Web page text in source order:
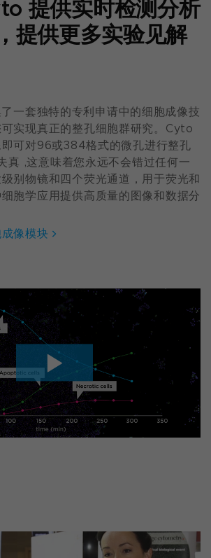
提供实时检测分析
提供更多实验见解
一套独特的专利申请中的细胞成像技
实现真正的整孔细胞群研究。Cyto
可对96或384格式的微孔进行整孔
真 ,这意味着您永远不会错过任何一
别物镜和四个荧光通道，用于荧光和
胞学应用提供高质量的图像和数据分
像模块